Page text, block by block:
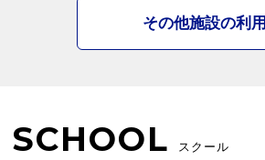
その他施設の利用
SCHOOL スクール